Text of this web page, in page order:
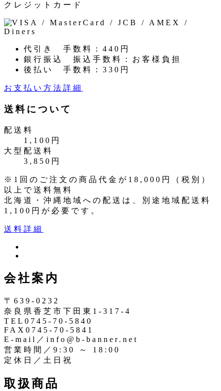
クレジットカード
代引き 手数料：440円
銀行振込 振込手数料：お客様負担
後払い 手数料：330円
お支払い方法詳細
送料について
配送料
1,100円
大型配送料
3,850円
※1回のご注文の商品代金が18,000円（税別）
以上で送料無料
北海道・沖縄地域への配送は、別途地域配送料
1,100円が必要です。
送料詳細
タ
ス
会社案内
〒639-0232
奈良県香芝市下田東1-317-4
TEL0745-70-5840
FAX0745-70-5841
E-mail／info@b-banner.net
営業時間／9:30 ～ 18:00
定休日／土日祝
取扱商品